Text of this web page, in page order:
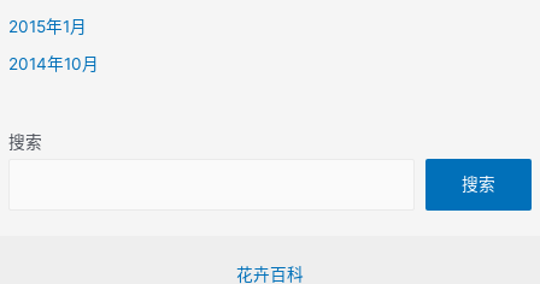
2015年1月
2014年10月
搜索
搜索
花卉百科